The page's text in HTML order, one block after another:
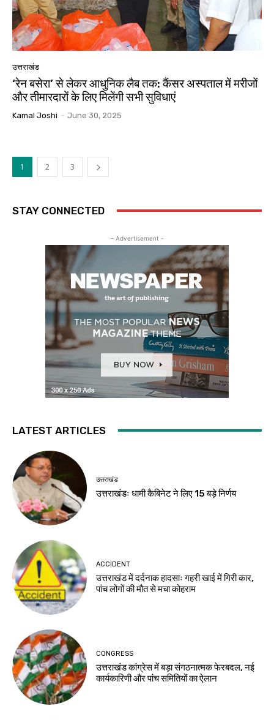
उत्तराखंड
‘रेन बसेरा’ से लेकर आधुनिक लैब तक: कैंसर अस्पताल में मरीजों
और तीमारदारों के लिए मिलेंगी सभी सुविधाएं
Kamal Joshi - June 30, 2025
1 2 3
STAY CONNECTED
- Advertisement -
LATEST ARTICLES
उत्तराखंड
उत्तराखंडः धामी कैबिनेट ने लिए 15 बड़े निर्णय
ACCIDENT
उत्तराखंड में दर्दनाक हादसाः गहरी खाई में गिरी कार,
पांच लोगों की मौत से मचा कोहराम
CONGRESS
उत्तराखंड कांग्रेस में बड़ा संगठनात्मक फेरबदल, नई
कार्यकारिणी और पांच समितियों का ऐलान